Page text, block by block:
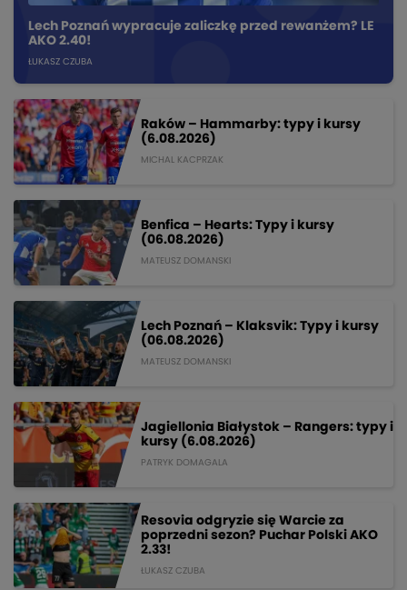
Lech Poznań wypracuje zaliczkę przed rewanżem? LE
AKO 2.40!
ŁUKASZ CZUBA
Raków – Hammarby: typy i kursy
(6.08.2026)
MICHAL KACPRZAK
Benfica – Hearts: Typy i kursy
(06.08.2026)
MATEUSZ DOMANSKI
Lech Poznań – Klaksvik: Typy i kursy
(06.08.2026)
MATEUSZ DOMANSKI
Jagiellonia Białystok – Rangers: typy i
kursy (6.08.2026)
PATRYK DOMAGALA
Resovia odgryzie się Warcie za
poprzedni sezon? Puchar Polski AKO
2.33!
ŁUKASZ CZUBA